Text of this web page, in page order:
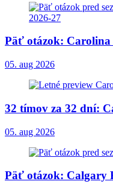
Päť otázok: Carolina
05. aug 2026
32 tímov za 32 dní:
05. aug 2026
Päť otázok: Calgary